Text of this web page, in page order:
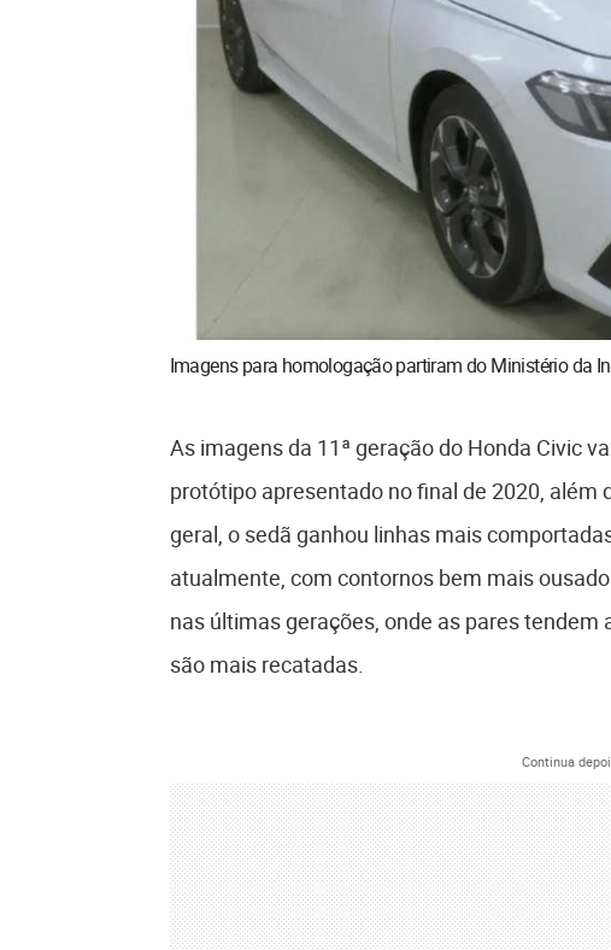
Imagens para homologação partiram do Ministério da
As imagens da 11ª geração do Honda Civic
protótipo apresentado no final de 2020,
geral, o sedã ganhou linhas mais
atualmente, com contornos bem mais
nas últimas gerações, onde as pares
são mais recatadas.
Continua